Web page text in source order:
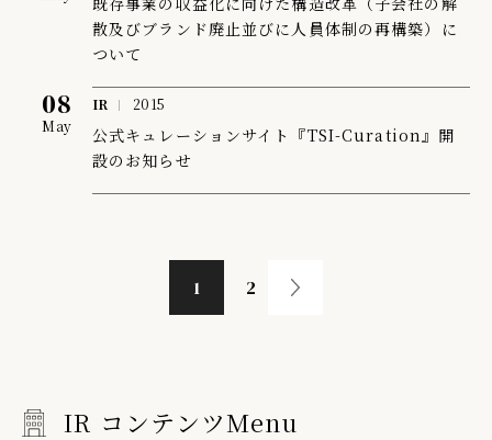
散及びブランド廃止並びに人員体制の再構築）に
ついて
08
May
IR 2015
公式キュレーションサイト『TSI-Curation』開
設のお知らせ
1 2
IR コンテンツMenu